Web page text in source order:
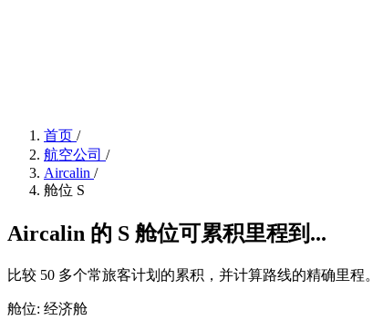
首页 /
航空公司 /
Aircalin /
舱位 S
Aircalin 的 S 舱位可累积里程到...
比较 50 多个常旅客计划的累积，并计算路线的精确里程。
舱位: 经济舱